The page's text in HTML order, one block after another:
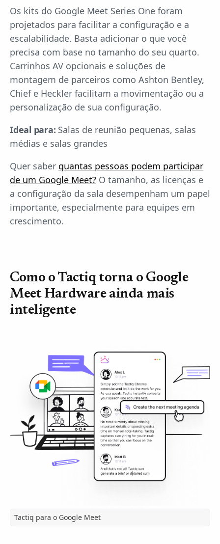
Os kits do Google Meet Series One foram
projetados para facilitar a configuração e a
escalabilidade. Basta adicionar o que você
precisa com base no tamanho do seu quarto.
Carrinhos AV opcionais e soluções de
montagem de parceiros como Ashton Bentley,
Chief e Heckler facilitam a movimentação ou a
personalização de sua configuração.
Ideal para: Salas de reunião pequenas, salas
médias e salas grandes
Quer saber quantas pessoas podem participar
de um Google Meet? O tamanho, as licenças e
a configuração da sala desempenham um papel
importante, especialmente para equipes em
crescimento.
Como o Tactiq torna o Google
Meet Hardware ainda mais
inteligente
Tactiq para o Google Meet